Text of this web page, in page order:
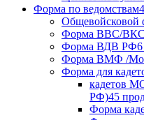
Форма по ведомствам
Форма ВВС/
Форма ВДВ РФ
Форма ВМФ /
Форма для
кадетов
РФ)45
Форма